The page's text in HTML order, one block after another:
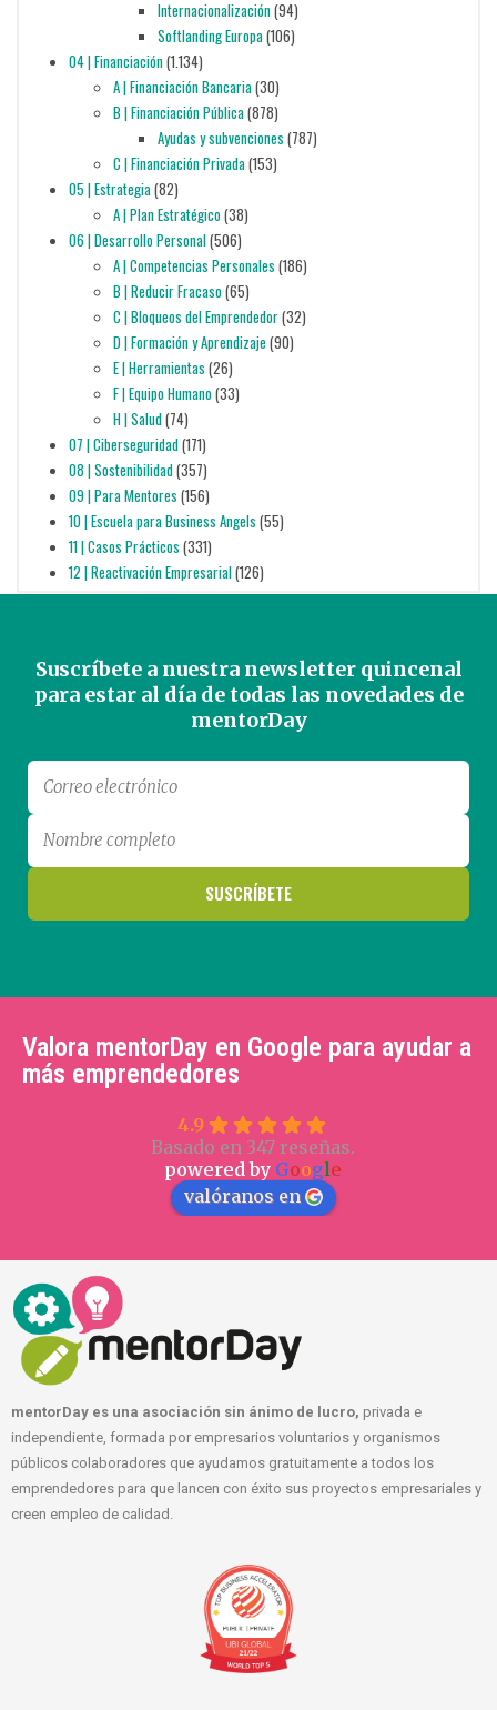
Internacionalización(94)
Softlanding Europa(106)
04 | Financiación(1.134)
A | Financiación Bancaria(30)
B | Financiación Pública(878)
Ayudas y subvenciones (787)
C | Financiación Privada(153)
05 | Estrategia(82)
A | Plan Estratégico(38)
06 | Desarrollo Personal(506)
A | Competencias Personales (186)
B | Reducir Fracaso(65)
C | Bloqueos del Emprendedor(32)
D | Formación y Aprendizaje (90)
E | Herramientas (26)
F | Equipo Humano(33)
H | Salud(74)
07 | Ciberseguridad(171)
08 | Sostenibilidad(357)
09 | Para Mentores (156)
10 | Escuela para Business Angels (55)
11 | Casos Prácticos (331)
12 | Reactivación Empresarial(126)
Suscríbete a nuestra newsletter quincenal
para estar al día de todas las novedades de
mentorDay
Valora mentorDay en Google para ayudar a
más emprendedores
4.9
Basado en 347 reseñas.
powered by Google
valóranos en
mentorDay es una asociación sin ánimo de lucro, privada e
independiente, formada por empresarios voluntarios y organismos
públicos colaboradores que ayudamos gratuitamente a todos los
emprendedores para que lancen con éxito sus proyectos empresariales y
creen empleo de calidad.